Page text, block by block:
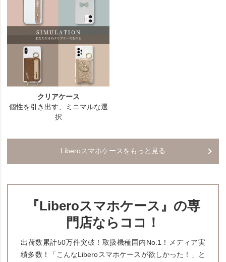
Liberoスマホケースをもっと見る
『Liberoスマホケース』の専
門店ならココ！
出荷数累計50万件突破！取扱機種国内No.1！メディア実
績多数！「こんなLiberoスマホケースが欲しかった！」と